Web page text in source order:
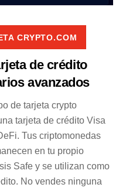
CRYPTO.COM
de crédito
avanzados
de tarjeta crypto
tarjeta de crédito Visa
Tus criptomonedas
en tu propio
Safe y se utilizan como
No vendes ninguna